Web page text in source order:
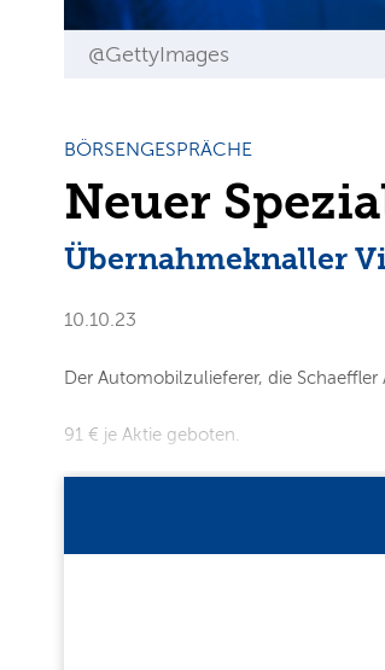
@GettyImages
BÖRSENGESPRÄCHE
Neuer
Übernahmeknaller
10.10.23
Der Automobilzulieferer, die
91 € je Aktie geboten.